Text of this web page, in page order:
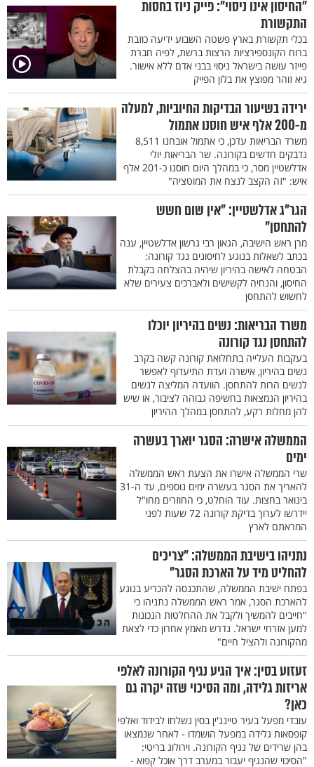
"החיסון אינו ניסוי": פייק ניוז בחסות
התקשורת
בכלי תקשורת בארץ פשטה השבוע ידיעה כוזבת
ברוח הקונספירציות הרצות ברשת, לפיה חברת
פייזר עושה בישראל ניסוי בבני אדם ללא אישור.
גיא זוהר מפוצץ את בלון הפייק
ירידה בשיעור הבדיקות החיוביות, למעלה
מ-200 אלף איש חוסנו אתמול
משרד הבריאות עדכן, כי אתמול אובחנו 8,511
נדבקים חדשים בקורונה. שר הבריאות יולי
אדלשטיין מסר, כי במהלך היום חוסנו כ-201 אלף
איש: "זה הקצב לנצח את המוטציה"
הגר"ג אדלשטיין: "אין שום חשש
להתחסן"
מרן ראש הישיבה, הגאון רבי גרשון אדלשטיין, ענה
בכתב לשאלות בנוגע לחיסונים נגד קורונה:
הבטחה לאישה בהיריון שיהיה בהצלחה בקבלת
החיסון, והנחיה לקשישים ולאברכים צעירים שלא
לחשוש להתחסן
משרד הבריאות: נשים בהיריון יוכלו
להתחסן נגד קורונה
בעקבות העלייה בתחלואת קורונה קשה בקרב
נשים בהיריון, אישרה ועדת התיעדוף לאפשר
לנשים הרות להתחסן. הוועדה המליצה לנשים
בהיריון הנמצאות בחשיפה גבוהה לציבור, או שיש
להן מחלות רקע, להתחסן במהלך ההיריון
הממשלה אישרה: הסגר יוארך בעשרה
ימים
שרי הממשלה אישרו את הצעת ראש הממשלה
להאריך את הסגר בעשרה ימים נוספים, עד ה-31
בינואר בחצות. עוד הוחלט, כי החוזרים מחו"ל
יידרשו לערוך בדיקת קורונה 72 שעות לפני
המראתם לארץ
נתניהו בישיבת הממשלה: "צריכים
להחליט מיד על הארכת הסגר"
בפתח ישיבת הממשלה, שהתכנסה להכריע בנוגע
להארכת הסגר, אמר ראש הממשלה נתניהו כי
"חייבים להמשיך ולקבל את ההחלטות הנכונות
למען אזרחי ישראל. נדרש מאמץ אחרון כדי לצאת
מהקורונה ולהציל חיים"
זעזוע בסין: איך הגיע נגיף הקורונה לאלפי
אריזות גלידה, ומה הסיכוי שזה יקרה גם
כאן?
עובדי מפעל בעיר טיינג'ין בסין נשלחו לבידוד ואלפי
קופסאות גלידה במפעל הושמדו - לאחר שנמצאו
בהן שרידים של נגיף הקורונה. וירולוג בריטי:
"הסיכוי שהנגיף יעבור במערב דרך אוכל קפוא -